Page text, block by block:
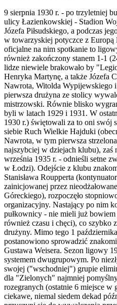
9 sierpnia 1930 r. - po trzyletniej
ulicy Łazienkowskiej - Stadion
Józefa Piłsudskiego, a podczas
w towarzyskiej potyczce z Europą
oficjalne na nim spotkanie to
również zakończony stanem 1-1
lidze niewiele brakowało by
Henryka Martynę, a także Józefa
Nawrota, Witolda Wypijewskiego
pierwsza drużyna ze stolicy
mistrzowski. Równie blisko
byli w latach 1929 i 1931. W
1930 r.) świętowali za to oni swój
siebie Ruch Wielkie Hajduki
Nawrota, w tym pierwsza
najszybciej w dziejach klubu), zaś
września 1935 r. - odnieśli setne
w Łodzi). Odejście z klubu
Stanisława Roupperta
zainicjowanej przez
Góreckiego), rozpoczęło
organizacyjny. Nastający po nim
pułkownicy - nie mieli już bowiem
również czasu i chęci), co szybko
drużyny. Mimo tego 1
postanowiono sprowadzić
Gustawa Weisera. Sezon ligowy
systemem dwugrupowym. Po
swojej ("wschodniej") grupie
dla "Zielonych" najmniej
rozegranych (ostatnie 6 miejsce
ciekawe, niemal siedem dekad